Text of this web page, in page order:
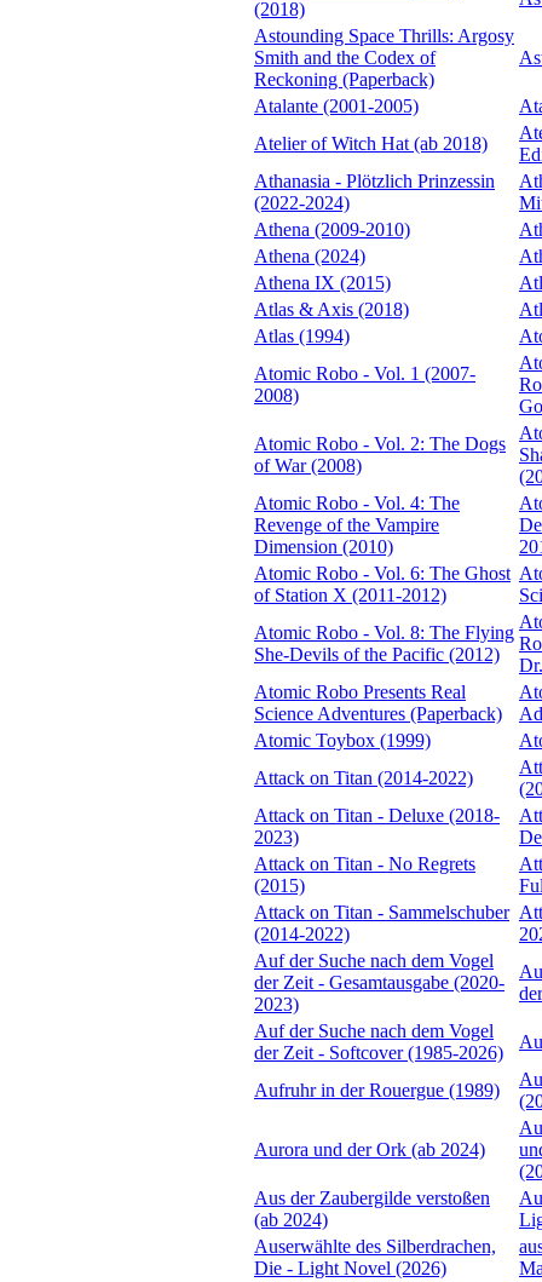
(2018)
Astounding Space Thrills: Argosy
Smith and the Codex of
Reckoning (Paperback)
Atalante (2001-2005)
Atelier of Witch Hat (ab 2018)
Athanasia - Plötzlich Prinzessin
(2022-2024)
Athena (2009-2010)
Athena (2024)
Athena IX (2015)
Atlas & Axis (2018)
Atlas (1994)
Atomic Robo - Vol. 1 (2007-
2008)
Atomic Robo - Vol. 2: The Dogs
of War (2008)
Atomic Robo - Vol. 4: The
Revenge of the Vampire
Dimension (2010)
Atomic Robo - Vol. 6: The Ghost
of Station X (2011-2012)
Atomic Robo - Vol. 8: The Flying
She-Devils of the Pacific (2012)
Atomic Robo Presents Real
Science Adventures (Paperback)
Atomic Toybox (1999)
Attack on Titan (2014-2022)
Attack on Titan - Deluxe (2018-
2023)
Attack on Titan - No Regrets
(2015)
Attack on Titan - Sammelschuber
(2014-2022)
Auf der Suche nach dem Vogel
der Zeit - Gesamtausgabe (2020-
2023)
Auf der Suche nach dem Vogel
der Zeit - Softcover (1985-2026)
Aufruhr in der Rouergue (1989)
Aurora und der Ork (ab 2024)
Aus der Zaubergilde verstoßen
(ab 2024)
Auserwählte des Silberdrachen,
Die - Light Novel (2026)